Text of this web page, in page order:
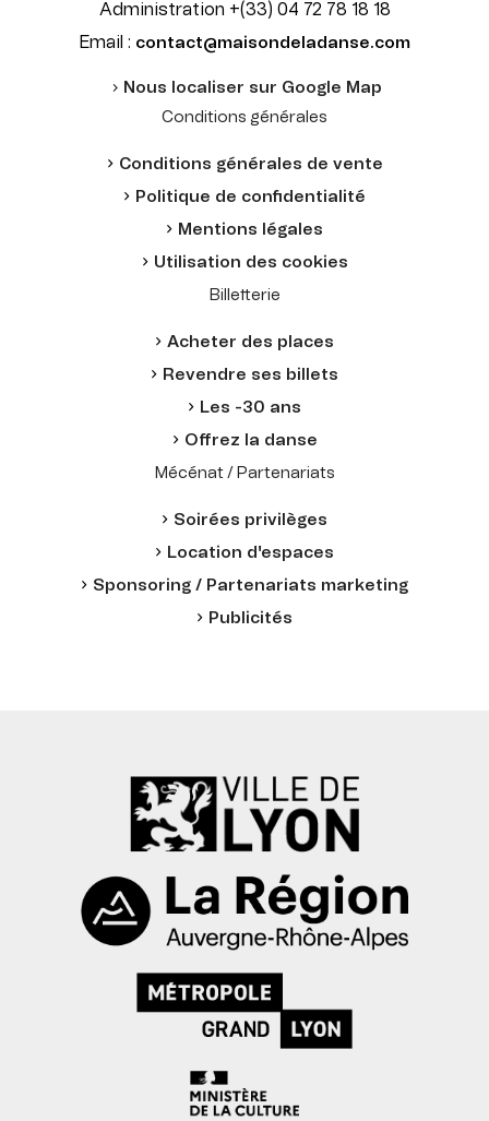
Administration +(33) 04 72 78 18 18
Email : contact@maisondeladanse.com
Nous localiser sur Google Map
Conditions générales
Conditions générales de vente
Politique de confidentialité
Mentions légales
Utilisation des cookies
Billetterie
Acheter des places
Revendre ses billets
Les -30 ans
Offrez la danse
Mécénat / Partenariats
Soirées privilèges
Location d'espaces
Sponsoring / Partenariats marketing
Publicités